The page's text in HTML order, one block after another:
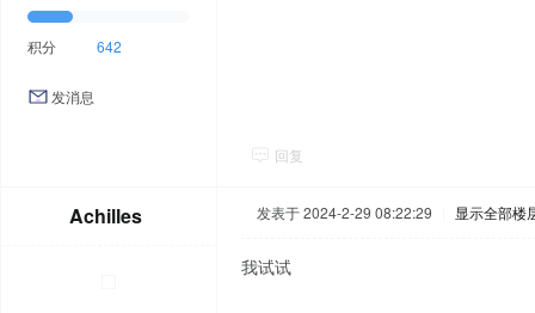
积分 642
发消息
回复
Achilles 发表于 2024-2-29 08:22:29 显示全部楼
我试试